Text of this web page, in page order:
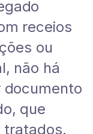
receios
ou
não há
documento
que
tratados.